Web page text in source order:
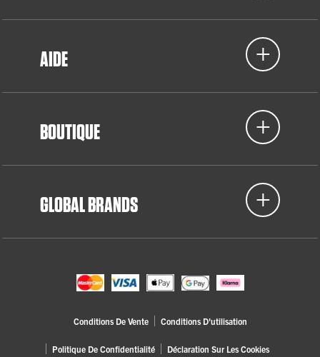
AIDE
BOUTIQUE
GLOBAL BRANDS
Conditions De Vente Conditions D'utilisation
Politique De Confidentialité Déclaration Sur Les Cookies